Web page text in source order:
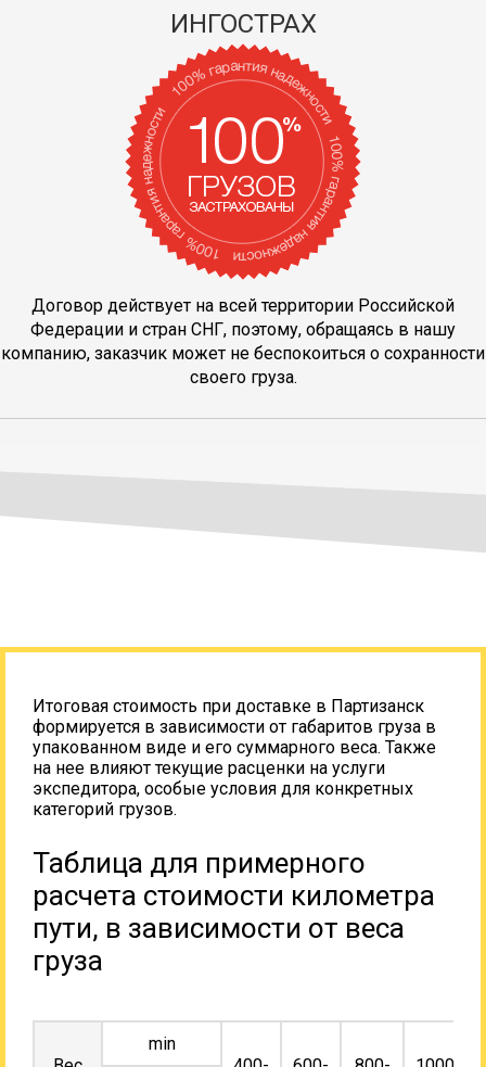
ИНГОСТРАХ
Договор действует на всей территории Российской
Федерации и стран СНГ, поэтому, обращаясь в нашу
компанию, заказчик может не беспокоиться о сохранности
своего груза.
Итоговая стоимость при доставке в Партизанск
формируется в зависимости от габаритов груза в
упакованном виде и его суммарного веса. Также
на нее влияют текущие расценки на услуги
экспедитора, особые условия для конкретных
категорий грузов.
Таблица для примерного
расчета стоимости километра
пути, в зависимости от веса
груза
min